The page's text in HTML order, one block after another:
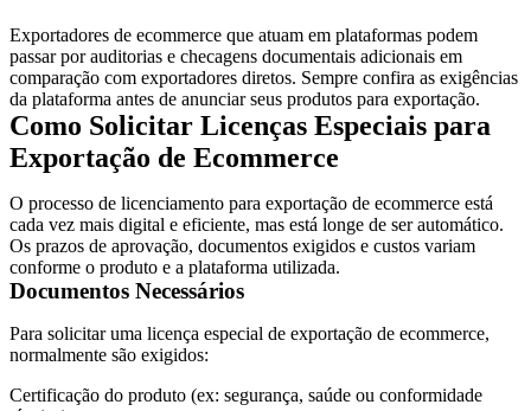
Exportadores de ecommerce que atuam em plataformas podem
passar por auditorias e checagens documentais adicionais em
comparação com exportadores diretos. Sempre confira as exigências
da plataforma antes de anunciar seus produtos para exportação.
Como Solicitar Licenças Especiais para
Exportação de Ecommerce
O processo de licenciamento para exportação de ecommerce está
cada vez mais digital e eficiente, mas está longe de ser automático.
Os prazos de aprovação, documentos exigidos e custos variam
conforme o produto e a plataforma utilizada.
Documentos Necessários
Para solicitar uma licença especial de exportação de ecommerce,
normalmente são exigidos:
Certificação do produto (ex: segurança, saúde ou conformidade